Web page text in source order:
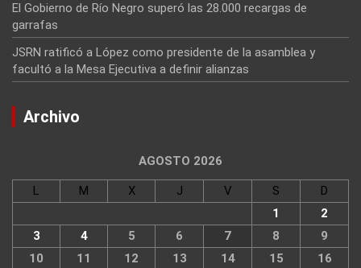
El Gobierno de Río Negro superó las 28.000 recargas de
garrafas
JSRN ratificó a López como presidente de la asamblea y
facultó a la Mesa Ejecutiva a definir alianzas
Archivo
AGOSTO 2026
L M X J V S
D
1
2
3
4 5 6 7 8
9
10
11 12 13 14 15
16